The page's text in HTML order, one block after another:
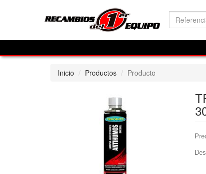
Inicio Productos Producto